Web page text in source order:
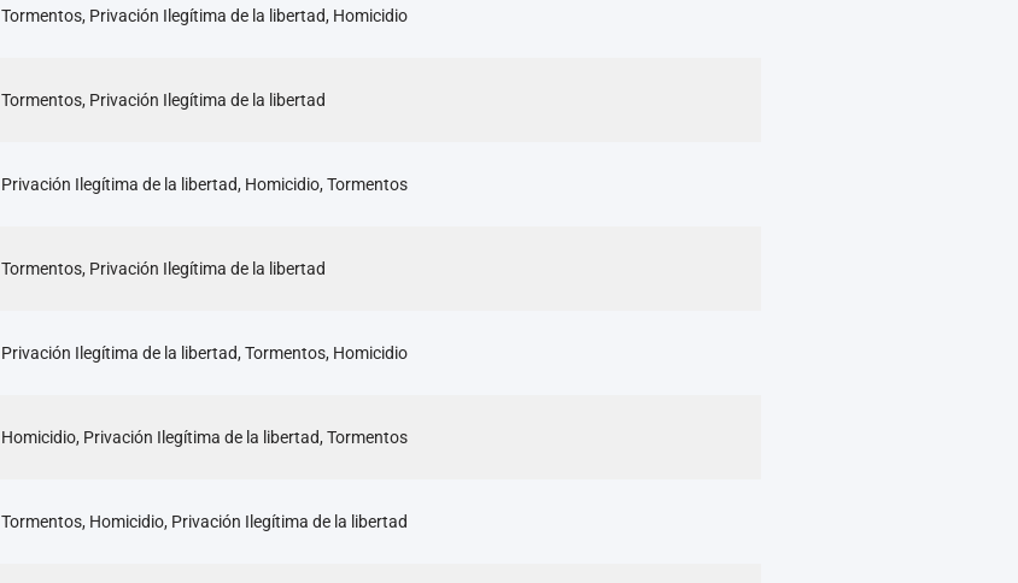
Tormentos, Privación Ilegítima de la libertad, Homicidio
Tormentos, Privación Ilegítima de la libertad
Privación Ilegítima de la libertad, Homicidio, Tormentos
Tormentos, Privación Ilegítima de la libertad
Privación Ilegítima de la libertad, Tormentos, Homicidio
Homicidio, Privación Ilegítima de la libertad, Tormentos
Tormentos, Homicidio, Privación Ilegítima de la libertad